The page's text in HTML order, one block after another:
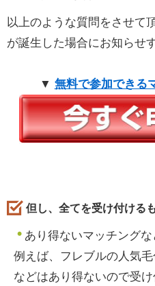
以上のような質問をさせて
が誕生した場合にお知らせ
▼ 無料で参加できる
但し、全てを受け付ける
あり得ないマッチングな
例えば、フレブルの人気
などはあり得ないので受け